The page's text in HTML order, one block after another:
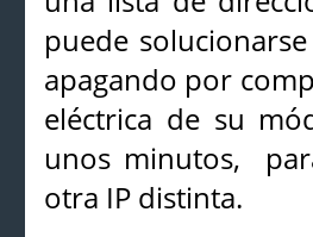
puede
apagando por
eléctrica de su
unos minutos,
otra IP distinta.